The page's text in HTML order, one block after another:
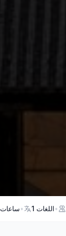
1.5 - 3 ساعات• 1 اللغات•